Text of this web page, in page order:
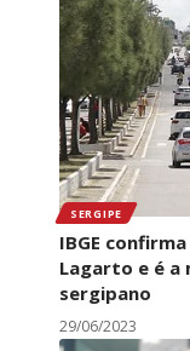
SERGIPE
IBGE
Lagarto e é
sergipano
29/06/2023